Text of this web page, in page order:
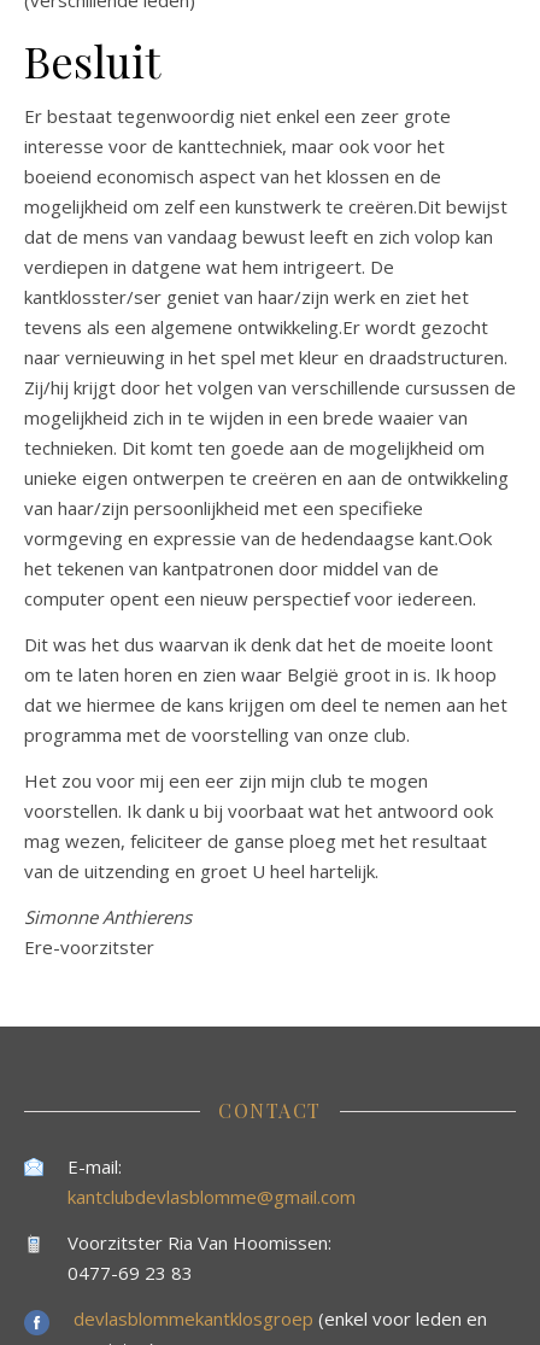
Besluit
Er bestaat tegenwoordig niet enkel een zeer grote
interesse voor de kanttechniek, maar ook voor het
boeiend economisch aspect van het klossen en de
mogelijkheid om zelf een kunstwerk te creëren.Dit bewijst
dat de mens van vandaag bewust leeft en zich volop kan
verdiepen in datgene wat hem intrigeert. De
kantklosster/ser geniet van haar/zijn werk en ziet het
tevens als een algemene ontwikkeling.Er wordt gezocht
naar vernieuwing in het spel met kleur en draadstructuren.
Zij/hij krijgt door het volgen van verschillende cursussen de
mogelijkheid zich in te wijden in een brede waaier van
technieken. Dit komt ten goede aan de mogelijkheid om
unieke eigen ontwerpen te creëren en aan de ontwikkeling
van haar/zijn persoonlijkheid met een specifieke
vormgeving en expressie van de hedendaagse kant.Ook
het tekenen van kantpatronen door middel van de
computer opent een nieuw perspectief voor iedereen.
Dit was het dus waarvan ik denk dat het de moeite loont
om te laten horen en zien waar België groot in is. Ik hoop
dat we hiermee de kans krijgen om deel te nemen aan het
programma met de voorstelling van onze club.
Het zou voor mij een eer zijn mijn club te mogen
voorstellen. Ik dank u bij voorbaat wat het antwoord ook
mag wezen, feliciteer de ganse ploeg met het resultaat
van de uitzending en groet U heel hartelijk.
Simonne Anthierens
Ere-voorzitster
CONTACT
E-mail:
kantclubdevlasblomme@gmail.com
Voorzitster Ria Van Hoomissen:
0477-69 23 83
devlasblommekantklosgroep (enkel voor leden en